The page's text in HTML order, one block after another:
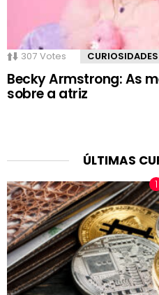
307 Votes CURIOSIDADES
Becky Armstrong: As
sobre a atriz
ÚLTIMAS